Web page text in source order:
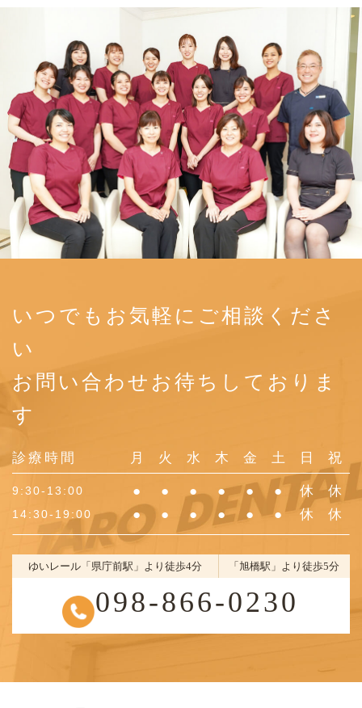
いつでもお気軽にご相談くださ
い
お問い合わせお待ちしておりま
す
診療時間 月 火 水 木 金 土 日 祝
9:30-13:00 ● ● ● ● ● ● 休 休
14:30-19:00 ● ● ● ● ● ● 休 休
ゆいレール「県庁前駅」より徒歩4分 「旭橋駅」より徒歩5分
098-866-0230